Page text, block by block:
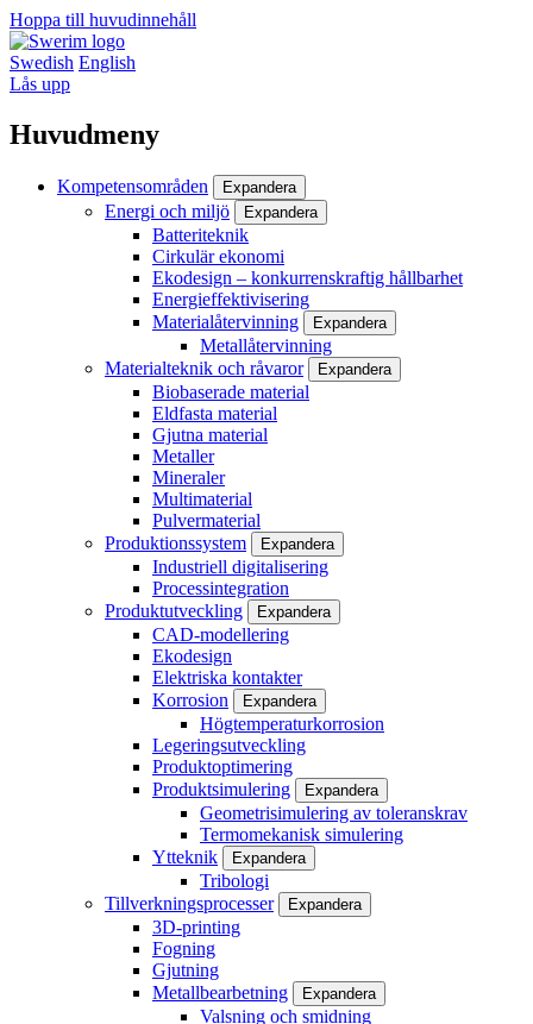
Hoppa till huvudinnehåll
Swedish English
Lås upp
Huvudmeny
Kompetensområden Expandera
Energi och miljö Expandera
Batteriteknik
Cirkulär ekonomi
Ekodesign – konkurrenskraftig hållbarhet
Energieffektivisering
Materialåtervinning
Expandera
Metallåtervinning
Materialteknik och råvaror
Expandera
Biobaserade material
Eldfasta material
Gjutna material
Metaller
Mineraler
Multimaterial
Pulvermaterial
Produktionssystem
Expandera
Industriell digitalisering
Processintegration
Produktutveckling
Expandera
CAD-modellering
Ekodesign
Elektriska kontakter
Korrosion
Expandera
Högtemperaturkorrosion
Legeringsutveckling
Produktoptimering
Produktsimulering
Expandera
Geometrisimulering av toleranskrav
Termomekanisk simulering
Ytteknik
Expandera
Tribologi
Tillverkningsprocesser
Expandera
3D-printing
Fogning
Gjutning
Metallbearbetning
Expandera
Valsning och smidning